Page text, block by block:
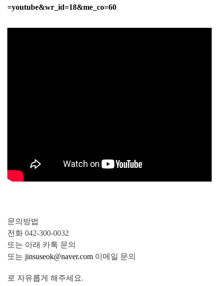
=youtube&wr_id=18&me_co=60
문의방법
전화 042-300-0032
또는 아래 카톡 문의
또는 jinsuseok@naver.com 이메일 문의
로 자유롭게 해주세요.